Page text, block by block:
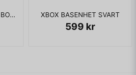
GAMEBOY COLOR BLÅ BOXAD SCN XBOX BASENHET SVART
599 kr